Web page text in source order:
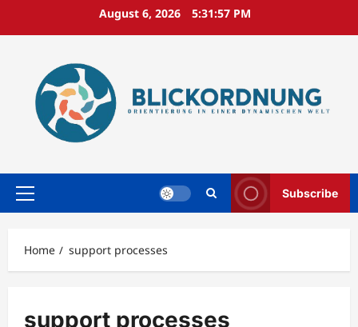
August 6, 2026 5:31:58 PM
Primary
Subscribe
Home support processes
support processes